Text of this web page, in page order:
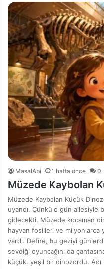
MasalAbi 1 hafta önce 0
Müzede Kaybolan
Müzede Kaybolan Küçük
uyandı. Çünkü o gün ailesiyle
gidecekti. Müzede kocaman
hayvan fosilleri ve milyonlarca
vardı. Defne, bu geziyi
sevdiği oyuncağını da
küçük, yeşil bir dinozordu.